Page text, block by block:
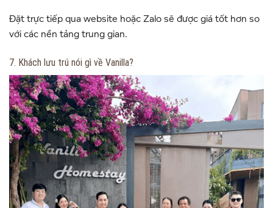
Đặt trực tiếp qua website hoặc Zalo sẽ được giá tốt hơn so
với các nền tảng trung gian.
7. Khách lưu trú nói gì về Vanilla?